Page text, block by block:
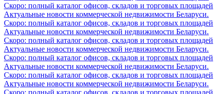
Скоро: полный каталог офисов, складов и торговых площадей
Актуальные новости коммерческой недвижимости Беларуси.
Скоро: полный каталог офисов, складов и торговых площадей
Актуальные новости коммерческой недвижимости Беларуси.
Скоро: полный каталог офисов, складов и торговых площадей
Актуальные новости коммерческой недвижимости Беларуси.
Скоро: полный каталог офисов, складов и торговых площадей
Актуальные новости коммерческой недвижимости Беларуси.
Скоро: полный каталог офисов, складов и торговых площадей
Актуальные новости коммерческой недвижимости Беларуси.
Скоро: полный каталог офисов, складов и торговых площадей